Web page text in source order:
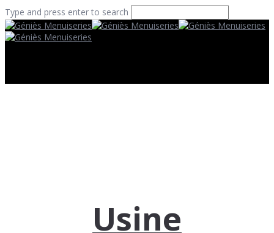
Type and press enter to search
Usine